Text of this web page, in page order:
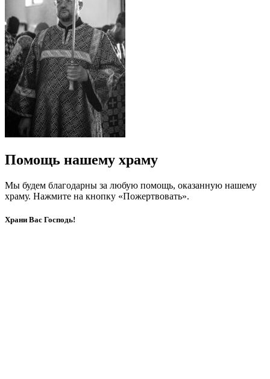
Помощь нашему храму
Мы будем благодарны за любую помощь, оказанную нашему
храму. Нажмите на кнопку «Пожертвовать».
Храни Вас Господь!